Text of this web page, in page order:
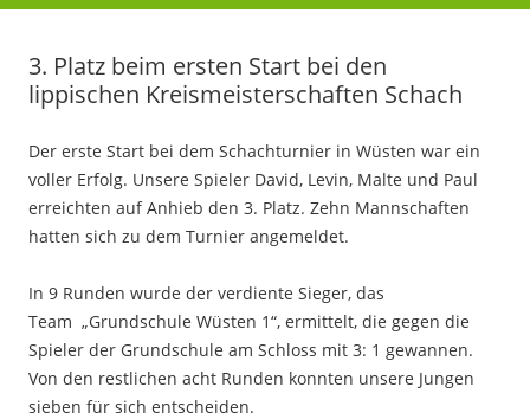
3. Platz beim ersten Start bei den
lippischen Kreismeisterschaften Schach
Der erste Start bei dem Schachturnier in Wüsten war ein
voller Erfolg. Unsere Spieler David, Levin, Malte und Paul
erreichten auf Anhieb den 3. Platz. Zehn Mannschaften
hatten sich zu dem Turnier angemeldet.
In 9 Runden wurde der verdiente Sieger, das
Team „Grundschule Wüsten 1“, ermittelt, die gegen die
Spieler der Grundschule am Schloss mit 3: 1 gewannen.
Von den restlichen acht Runden konnten unsere Jungen
sieben für sich entscheiden.